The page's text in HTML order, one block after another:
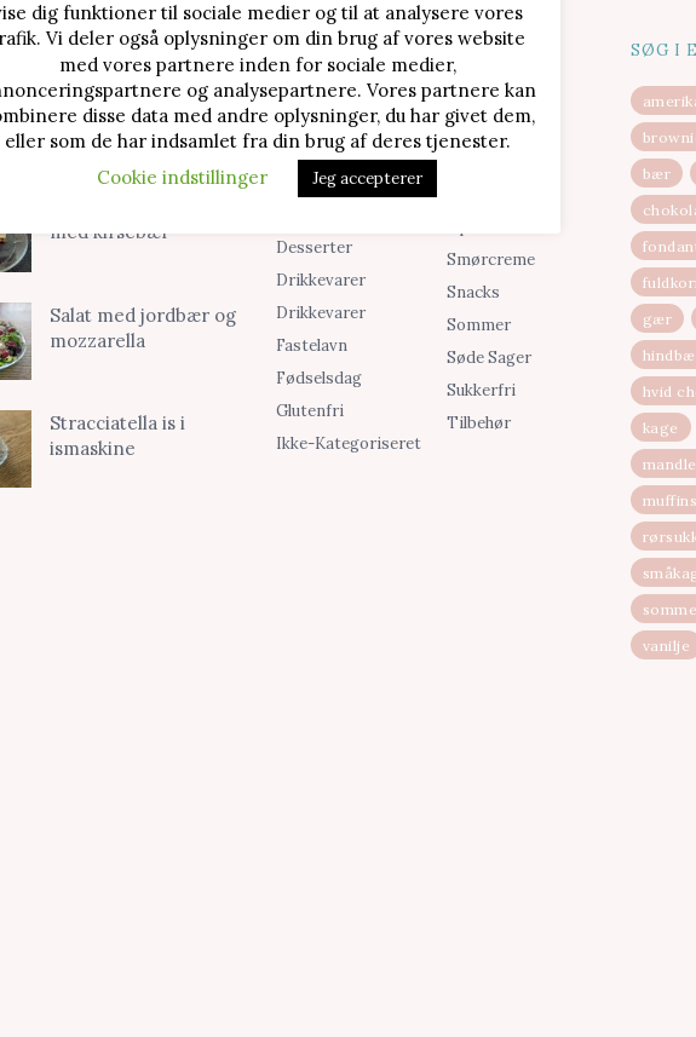
OPSKRIFTER
Jordbærtærte med
mascarponecreme
med kirsebær
Salat med jordbær og
mozzarella
Stracciatella is i
ismaskine
SØG I KATEGORIER
Alle Opskrifter
Blog
Brød & Boller
Cookies &
Desserter
Drikkevarer
Drikkevarer
Fastelavn
Fødselsdag
Glutenfri
Ikke-Kategoriseret
Is
Jul
Smørcreme
Snacks
Sommer
Søde Sager
Sukkerfri
Tilbehør
SØG I
bær
gær
hvid
kage
muffins
vanilje
dig funktioner til sociale medier og til at analysere vores
Vi deler også oplysninger om din brug af vores website
med vores partnere inden for sociale medier,
og analysepartnere. Vores partnere kan
disse data med andre oplysninger, du har givet dem,
eller som de har indsamlet fra din brug af deres tjenester.
Cookie indstillinger
Jeg accepterer